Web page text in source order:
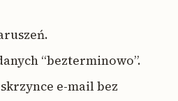
“bezterminowo”.
e-mail bez